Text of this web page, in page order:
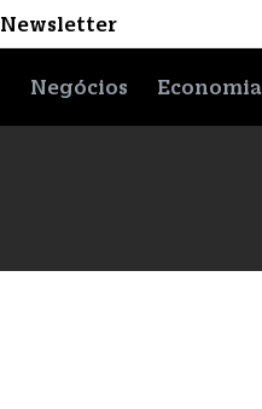
Newsletter
Negócios Economia